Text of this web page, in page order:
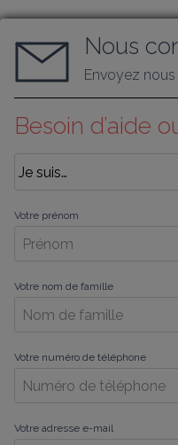
Nous
Envoyez
Besoin d’aide
Votre prénom
Votre nom de famille
Votre numéro de téléphone
Votre adresse e-mail